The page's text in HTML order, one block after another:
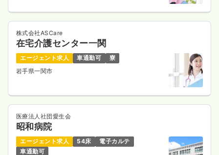
株式会社ASCare
在宅介護センター一関
エージェント求人 車通勤可
寮
岩手県一関市
医療法人社団愛生会
昭和病院
エージェント求人 54床
電子カルテ
車通勤可